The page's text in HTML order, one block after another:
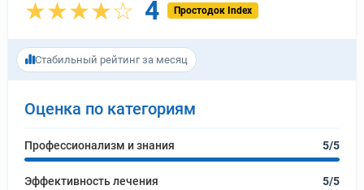
★★★★☆ 4 Простодок Index
Стабильный рейтинг за месяц
Оценка по категориям
Профессионализм и знания 5/5
Эффективность лечения 5/5